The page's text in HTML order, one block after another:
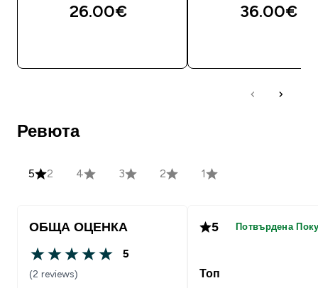
26.00€‎ 36.00€‎
Ревюта
5 2 4 3 2 1
ОБЩА ОЦЕНКА
5 out of 5 stars
5
(2 reviews)
5 Потвърдена
Топ